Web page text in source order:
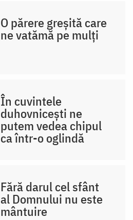
O părere greșită care
ne vatămă pe mulți
În cuvintele
duhovnicești ne
putem vedea chipul
ca într-o oglindă
Fără darul cel sfânt
al Domnului nu este
mântuire